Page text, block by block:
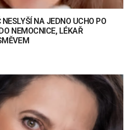
NA JEDNO UCHO PO
NEMOCNICE, LÉKAŘ